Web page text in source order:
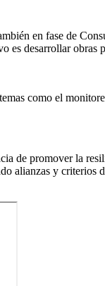
en fase de
desarrollar obras
como el
de promover la
alianzas y criterios